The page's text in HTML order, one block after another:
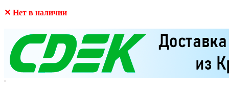
✕ Нет в наличии